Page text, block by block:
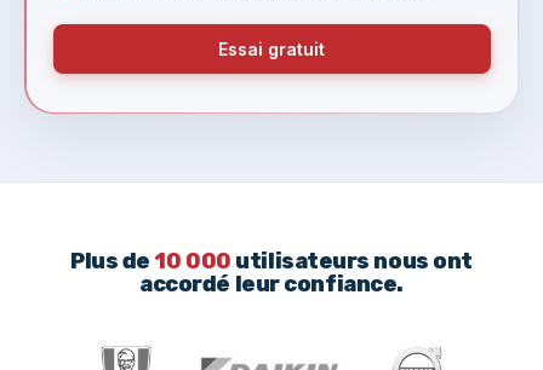
Plus de 10 000 utilisateurs nous ont
accordé leur confiance.
Essai gratuit